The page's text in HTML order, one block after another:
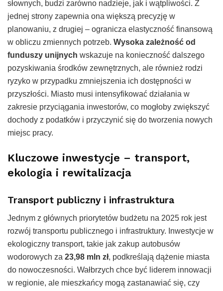
słownych, budzi zarówno nadzieje, jak i wątpliwości. Z
jednej strony zapewnia ona większą precyzję w
planowaniu, z drugiej – ogranicza elastyczność finansową
w obliczu zmiennych potrzeb. Wysoka zależność od
funduszy unijnych wskazuje na konieczność dalszego
pozyskiwania środków zewnętrznych, ale również rodzi
ryzyko w przypadku zmniejszenia ich dostępności w
przyszłości. Miasto musi intensyfikować działania w
zakresie przyciągania inwestorów, co mogłoby zwiększyć
dochody z podatków i przyczynić się do tworzenia nowych
miejsc pracy.
Kluczowe inwestycje – transport,
ekologia i rewitalizacja
Transport publiczny i infrastruktura
Jednym z głównych priorytetów budżetu na 2025 rok jest
rozwój transportu publicznego i infrastruktury. Inwestycje w
ekologiczny transport, takie jak zakup autobusów
wodorowych za 23,98 mln zł, podkreślają dążenie miasta
do nowoczesności. Wałbrzych chce być liderem innowacji
w regionie, ale mieszkańcy mogą zastanawiać się, czy